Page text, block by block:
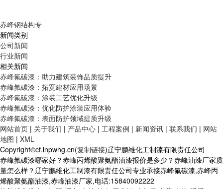
赤峰钢结构专
新闻类别
公司新闻
行业新闻
相关新闻
赤峰氟碳漆：助力建筑装饰品质提升
赤峰氟碳漆：拓宽建材应用场景
赤峰氟碳漆：涂装工艺优化升级
赤峰氟碳漆：优化防护涂装应用体验
赤峰氟碳漆：表面防护领域提质升级
网站首页 | 关于我们 | 产品中心 | 工程案例 | 新闻资讯 | 联系我们 | 网站
地图 | XML
Copyright©cf.lnpwhg.cn(复制链接)辽宁鹏维化工制漆有限责任公司
赤峰氟碳漆哪家好？赤峰丙烯酸聚氨酯油漆报价是多少？赤峰油漆厂家质
量怎么样？辽宁鹏维化工制漆有限责任公司专业承接赤峰氟碳漆,赤峰丙
烯酸聚氨酯油漆,赤峰油漆厂家,电话:15840092222